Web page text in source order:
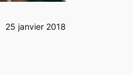
25 janvier 2018